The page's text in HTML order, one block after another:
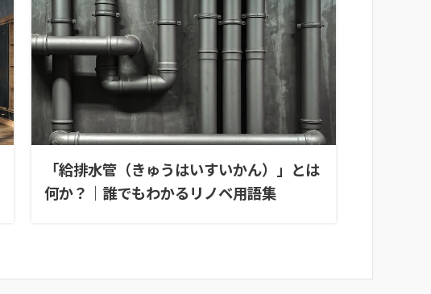
「給排水管（きゅうはいすいかん）」とは
何か？｜誰でもわかるリノベ用語集